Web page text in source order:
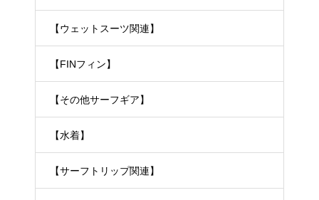
【ウェットスーツ関連】
【FINフィン】
【その他サーフギア】
【水着】
【サーフトリップ関連】